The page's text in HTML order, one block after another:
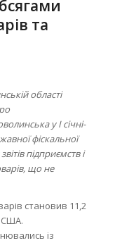
та
області
у І січні-
фіскальної
підприємств і
що не
становив 11,2
США.
із